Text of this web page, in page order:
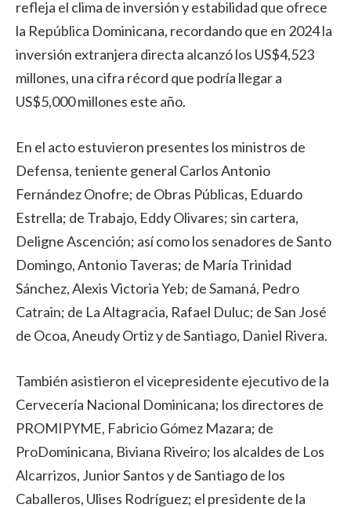
refleja el clima de inversión y estabilidad que ofrece
la República Dominicana, recordando que en 2024 la
inversión extranjera directa alcanzó los US$4,523
millones, una cifra récord que podría llegar a
US$5,000 millones este año.
En el acto estuvieron presentes los ministros de
Defensa, teniente general Carlos Antonio
Fernández Onofre; de Obras Públicas, Eduardo
Estrella; de Trabajo, Eddy Olivares; sin cartera,
Deligne Ascención; así como los senadores de Santo
Domingo, Antonio Taveras; de María Trinidad
Sánchez, Alexis Victoria Yeb; de Samaná, Pedro
Catrain; de La Altagracia, Rafael Duluc; de San José
de Ocoa, Aneudy Ortiz y de Santiago, Daniel Rivera.
También asistieron el vicepresidente ejecutivo de la
Cervecería Nacional Dominicana; los directores de
PROMIPYME, Fabricio Gómez Mazara; de
ProDominicana, Biviana Riveiro; los alcaldes de Los
Alcarrizos, Junior Santos y de Santiago de los
Caballeros, Ulises Rodríguez; el presidente de la